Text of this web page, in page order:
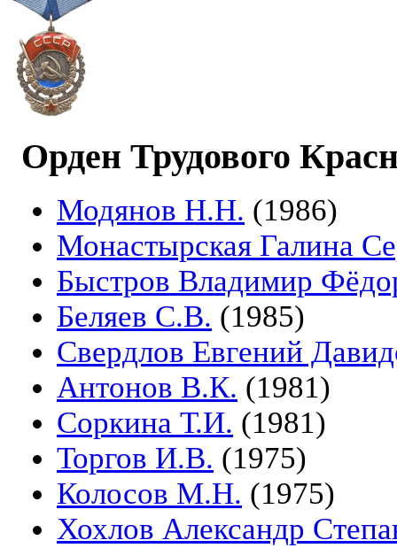
Орден Трудового
Модянов Н.Н. (1986)
Монастырская Галина
Быстров Владимир
Беляев С.В. (1985)
Свердлов Евгений
Антонов В.К. (1981)
Соркина Т.И. (1981)
Торгов И.В. (1975)
Колосов М.Н. (1975)
Хохлов Александр